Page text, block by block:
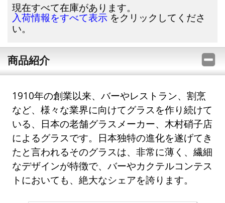
現在すべて在庫があります。
入荷情報をすべて表示 をクリックしてくださ
い。
商品紹介
1910年の創業以来、バーやレストラン、割烹
など、様々な業界に向けてグラスを作り続けて
いる、日本の老舗グラスメーカー、木村硝子店
によるグラスです。日本独特の進化を遂げてき
たと言われるそのグラスは、非常に薄く、繊細
なデザインが特徴で、バーやカクテルコンテス
トにおいても、絶大なシェアを誇ります。